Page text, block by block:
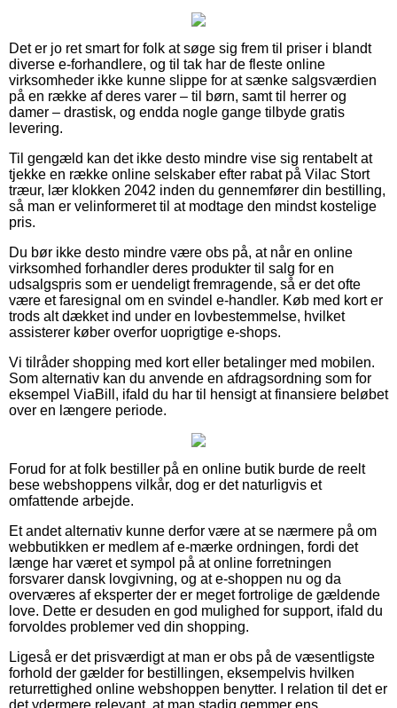
Det er jo ret smart for folk at søge sig frem til priser i blandt
diverse e-forhandlere, og til tak har de fleste online
virksomheder ikke kunne slippe for at sænke salgsværdien
på en række af deres varer – til børn, samt til herrer og
damer – drastisk, og endda nogle gange tilbyde gratis
levering.
Til gengæld kan det ikke desto mindre vise sig rentabelt at
tjekke en række online selskaber efter rabat på Vilac Stort
træur, lær klokken 2042 inden du gennemfører din bestilling,
så man er velinformeret til at modtage den mindst kostelige
pris.
Du bør ikke desto mindre være obs på, at når en online
virksomhed forhandler deres produkter til salg for en
udsalgspris som er uendeligt fremragende, så er det ofte
være et faresignal om en svindel e-handler. Køb med kort er
trods alt dækket ind under en lovbestemmelse, hvilket
assisterer køber overfor uoprigtige e-shops.
Vi tilråder shopping med kort eller betalinger med mobilen.
Som alternativ kan du anvende en afdragsordning som for
eksempel ViaBill, ifald du har til hensigt at finansiere beløbet
over en længere periode.
Forud for at folk bestiller på en online butik burde de reelt
bese webshoppens vilkår, dog er det naturligvis et
omfattende arbejde.
Et andet alternativ kunne derfor være at se nærmere på om
webbutikken er medlem af e-mærke ordningen, fordi det
længe har været et sympol på at online forretningen
forsvarer dansk lovgivning, og at e-shoppen nu og da
overværes af eksperter der er meget fortrolige de gældende
love. Dette er desuden en god mulighed for support, ifald du
forvoldes problemer ved din shopping.
Ligeså er det prisværdigt at man er obs på de væsentligste
forhold der gælder for bestillingen, eksempelvis hvilken
returrettighed online webshoppen benytter. I relation til det er
det ydermere relevant, at man stadig gemmer ens